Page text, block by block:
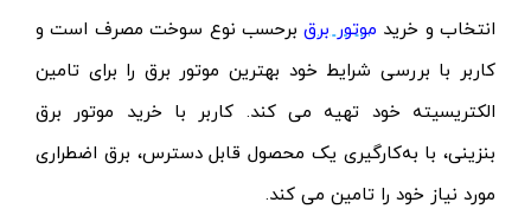
انتخاب و خرید موتور برقبرحسب نوع سوخت مصرف است و
کاربر با بررسی شرایط خود بهترین موتور برق را برای تامین
الکتریسیته خود تهیه می کند. کاربر با خرید موتور برق
بنزینی، با به‌کارگیری یک محصول قابل دسترس، برق اضطراری
مورد نیاز خود را تامین می کند.